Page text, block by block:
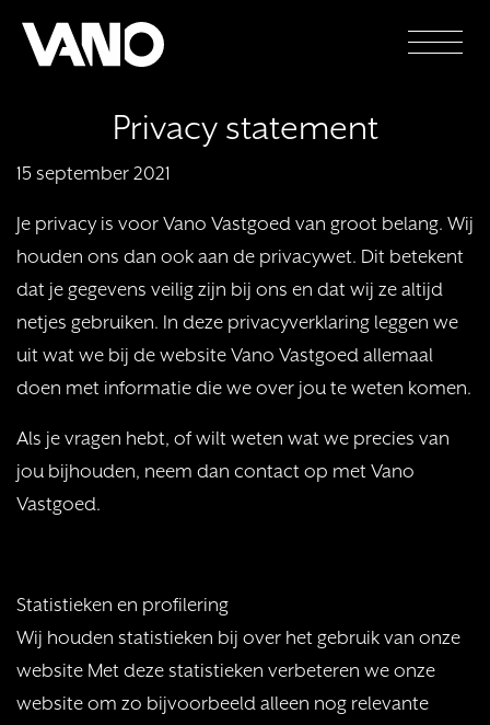
Privacy statement
15 september 2021
Je privacy is voor Vano Vastgoed van groot belang. Wij
houden ons dan ook aan de privacywet. Dit betekent
dat je gegevens veilig zijn bij ons en dat wij ze altijd
netjes gebruiken. In deze privacyverklaring leggen we
uit wat we bij de website Vano Vastgoed allemaal
doen met informatie die we over jou te weten komen.
Als je vragen hebt, of wilt weten wat we precies van
jou bijhouden, neem dan contact op met Vano
Vastgoed.
Statistieken en profilering
Wij houden statistieken bij over het gebruik van onze
website Met deze statistieken verbeteren we onze
website om zo bijvoorbeeld alleen nog relevante